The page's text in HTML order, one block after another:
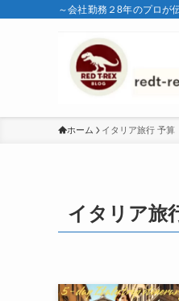
～会社勤務２8年のプロが
ホーム イタリア旅行 予算
イタリア旅